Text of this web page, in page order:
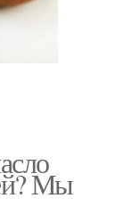
Мы